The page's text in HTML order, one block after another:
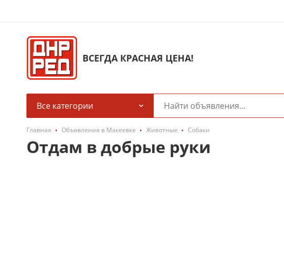
ВСЕГДА КРАСНАЯ ЦЕНА!
Все категории
Главная Объявления в Макеевке Животные Собаки
Отдам в добрые руки